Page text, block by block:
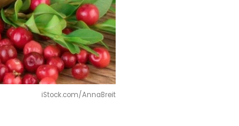
iStock.com/AnnaBreit